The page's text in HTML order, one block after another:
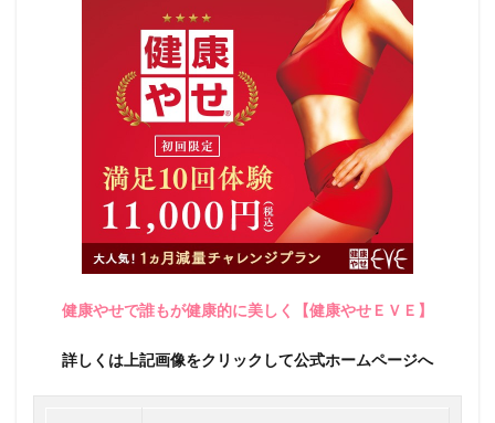
健康やせで誰もが健康的に美しく【健康やせＥＶＥ】
詳しくは上記画像をクリックして公式ホームページへ